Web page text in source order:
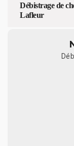
Débistrage de
Lafleur